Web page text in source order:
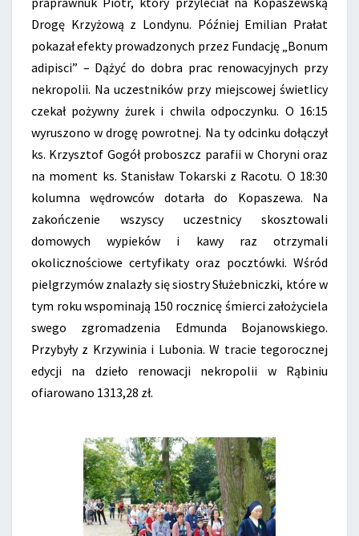
Drogę Krzyżową z Londynu. Później Emilian Prałat
pokazał efekty prowadzonych przez Fundację „Bonum
adipisci” – Dążyć do dobra prac renowacyjnych przy
nekropolii. Na uczestników przy miejscowej świetlicy
czekał pożywny żurek i chwila odpoczynku. O 16:15
wyruszono w drogę powrotnej. Na ty odcinku dołączył
ks. Krzysztof Gogół proboszcz parafii w Choryni oraz
na moment ks. Stanisław Tokarski z Racotu. O 18:30
kolumna wędrowców dotarła do Kopaszewa. Na
zakończenie wszyscy uczestnicy skosztowali
domowych wypieków i kawy raz otrzymali
okolicznościowe certyfikaty oraz pocztówki. Wśród
pielgrzymów znalazły się siostry Służebniczki, które w
tym roku wspominają 150 rocznicę śmierci założyciela
swego zgromadzenia Edmunda Bojanowskiego.
Przybyły z Krzywinia i Lubonia. W tracie tegorocznej
edycji na dzieło renowacji nekropolii w Rąbiniu
ofiarowano 1313,28 zł.